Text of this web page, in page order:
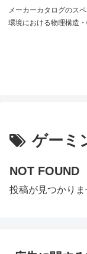
メーカーカタログのス
環境における物理構造
ゲーミ
NOT FOUND
投稿が見つかりま